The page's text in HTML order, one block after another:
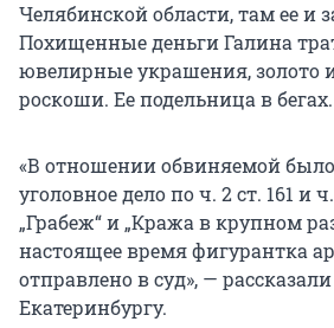
Челябинской области, там ее и
Похищенные деньги Галина
ювелирные украшения, золото
роскоши. Ее подельница в бегах.
«В отношении обвиняемой было
уголовное дело по ч. 2 ст. 161 и
„Грабеж“ и „Кража в крупном
настоящее время фигурантка
отправлено в суд», —
Екатеринбургу.